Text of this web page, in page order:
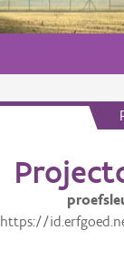
https://